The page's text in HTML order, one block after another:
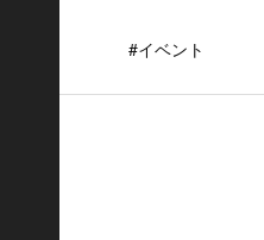
#イベント